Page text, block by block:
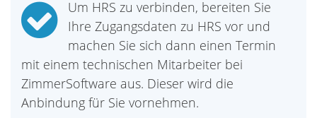
Um HRS zu verbinden, bereiten Sie
Ihre Zugangsdaten zu HRS vor und
machen Sie sich dann einen Termin
mit einem technischen Mitarbeiter bei
ZimmerSoftware aus. Dieser wird die
Anbindung für Sie vornehmen.